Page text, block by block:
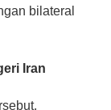
bilateral
Iran